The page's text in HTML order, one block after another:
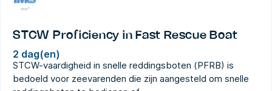
STCW Proficiency in Fast Rescue Boat
2 dag(en)
STCW-vaardigheid in snelle reddingsboten (PFRB) is
bedoeld voor zeevarenden die zijn aangesteld om snelle